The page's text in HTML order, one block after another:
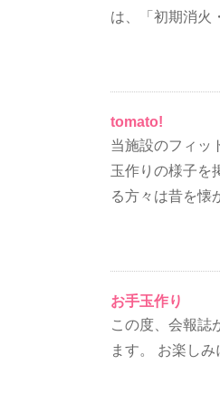
は、「初期消火
tomato!
当施設のフィッ
玉作りの様子を
る方々は昔を懐
お手玉作り
この度、会報誌
ます。 お楽しみ